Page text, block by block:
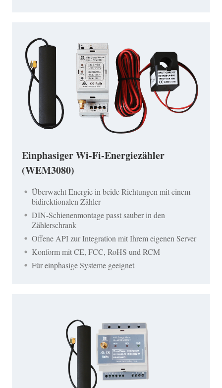
Einphasiger Wi-Fi-Energiezähler
(WEM3080)
Überwacht Energie in beide Richtungen mit einem
bidirektionalen Zähler
DIN-Schienenmontage passt sauber in den
Zählerschrank
Offene API zur Integration mit Ihrem eigenen Server
Konform mit CE, FCC, RoHS und RCM
Für einphasige Systeme geeignet